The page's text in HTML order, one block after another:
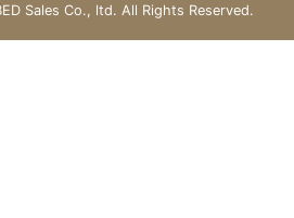
Sales Co., ltd. All Rights Reserved.